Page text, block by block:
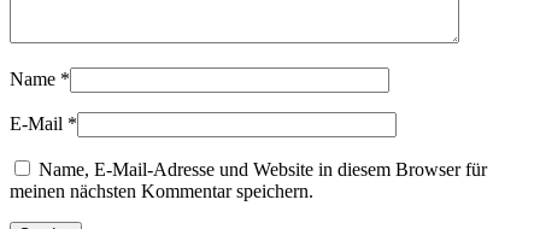
Name *
E-Mail *
Name, E-Mail-Adresse und Website in diesem Browser für
meinen nächsten Kommentar speichern.